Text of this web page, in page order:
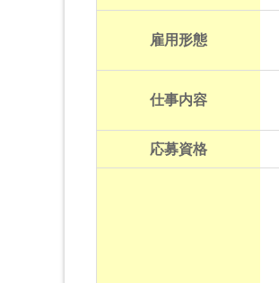
雇用形態
仕事内容
応募資格